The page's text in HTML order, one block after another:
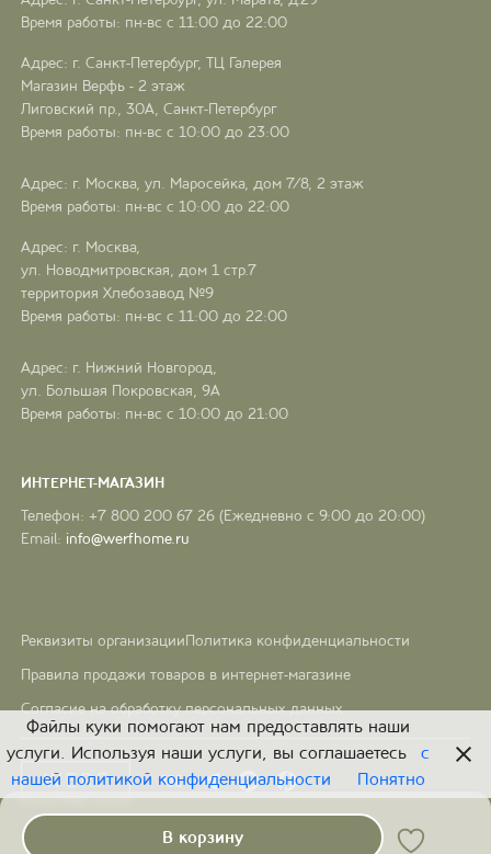
В корзину
Время работы: пн-вс с 11:00 до 22:00
Адрес: г. Санкт-Петербург, ТЦ Галерея
Магазин Верфь - 2 этаж
Лиговский пр., 30А, Санкт-Петербург
Время работы: пн-вс с 10:00 до 23:00
Адрес: г. Москва, ул. Маросейка, дом 7/8, 2 этаж
Время работы: пн-вс с 10:00 до 22:00
Адрес: г. Москва,
ул. Новодмитровская, дом 1 стр.7
территория Хлебозавод №9
Время работы: пн-вс с 11:00 до 22:00
Адрес: г. Нижний Новгород,
ул. Большая Покровская, 9А
Время работы: пн-вс с 10:00 до 21:00
ИНТЕРНЕТ-МАГАЗИН
Телефон: +7 800 200 67 26 (Ежедневно с 9:00 до 20:00)
Email: info@werfhome.ru
Реквизиты организации Политика конфиденциальности
Правила продажи товаров в интернет-магазине
Согласие на обработку персональных данных
Файлы куки помогают нам предоставлять наши
услуги. Используя наши услуги, вы соглашаетесь
с
нашей политикой конфиденциальности
Понятно